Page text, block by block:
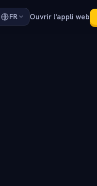
FR Ouvrir l'appli web